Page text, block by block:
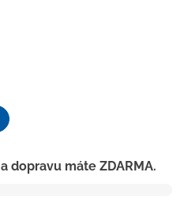
a dopravu máte ZDARMA.